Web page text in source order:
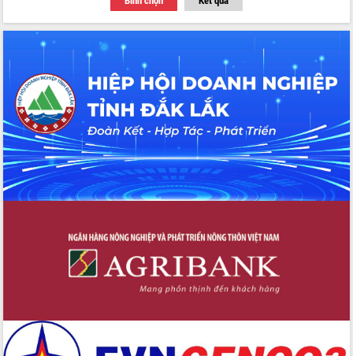
Quyền của người tiêu dùng Việt Nam
2026
Đẩy mạnh cải cách hành chính, quyết
tâm đạt được mục tiêu tăng trưởng
hai con số trong năm 2026
Tổ chức trang trọng Lễ hội Đền thờ
Lương Văn Chánh năm 2026
Phó Bí thư Tỉnh ủy Đắk Lắk Đỗ Hữu
Huy giữ chức Bí thư Đảng ủy Ủy Ban
Nhân dân tỉnh
Bệnh án điện tử thúc đẩy chuyển đổi
số y tế tại Đắk Lắk
không gian tri thức trong thời đại số
Đánh giá, rút kinh nghiệm công tác tổ
chức diễn tập trước ngày bầu cử
Chương trình “Gặp gỡ hữu nghị –
Bầu cử Quốc hội và HĐND: Cử tri Đắk
Lắk gửi gắm niềm tin, kỳ vọng vào lá